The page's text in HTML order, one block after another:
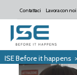
Contattaci Lavora con noi
ISE Before it happens >